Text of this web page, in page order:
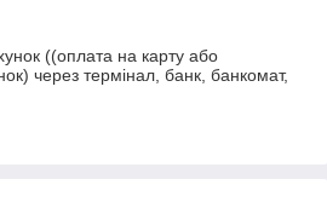
((оплата на карту або
через термінал, банк, банкомат,